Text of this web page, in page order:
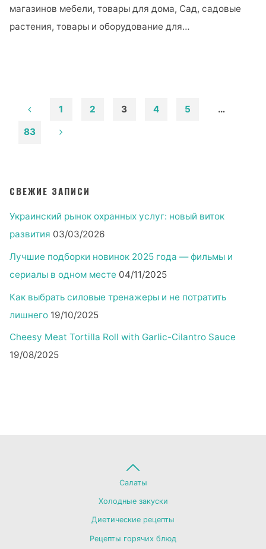
д.
80"
магазинов мебели, товары для дома, Сад, садовые
растения, товары и оборудование для…
— ХАСТОК
Тверия,
1
Каньон
Пагинация
1 2 3 4 5 …
83
СВЕЖИЕ ЗАПИСИ
Украинский рынок охранных услуг: новый виток
развития 03/03/2026
Лучшие подборки новинок 2025 года — фильмы и
сериалы в одном месте 04/11/2025
Как выбрать силовые тренажеры и не потратить
лишнего 19/10/2025
Cheesy Meat Tortilla Roll with Garlic-Cilantro Sauce
19/08/2025
Салаты
Холодные закуски
Диетические рецепты
Рецепты горячих блюд
Back
to
Top